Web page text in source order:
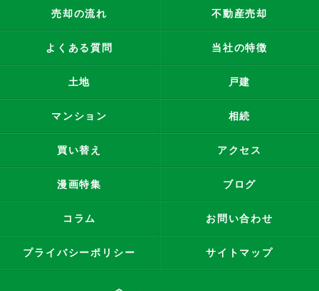
売却の流れ 不動産売却
よくある質問 当社の特徴
土地 戸建
マンション 相続
買い替え アクセス
漫画特集 ブログ
コラム お問い合わせ
プライバシーポリシー サイトマップ